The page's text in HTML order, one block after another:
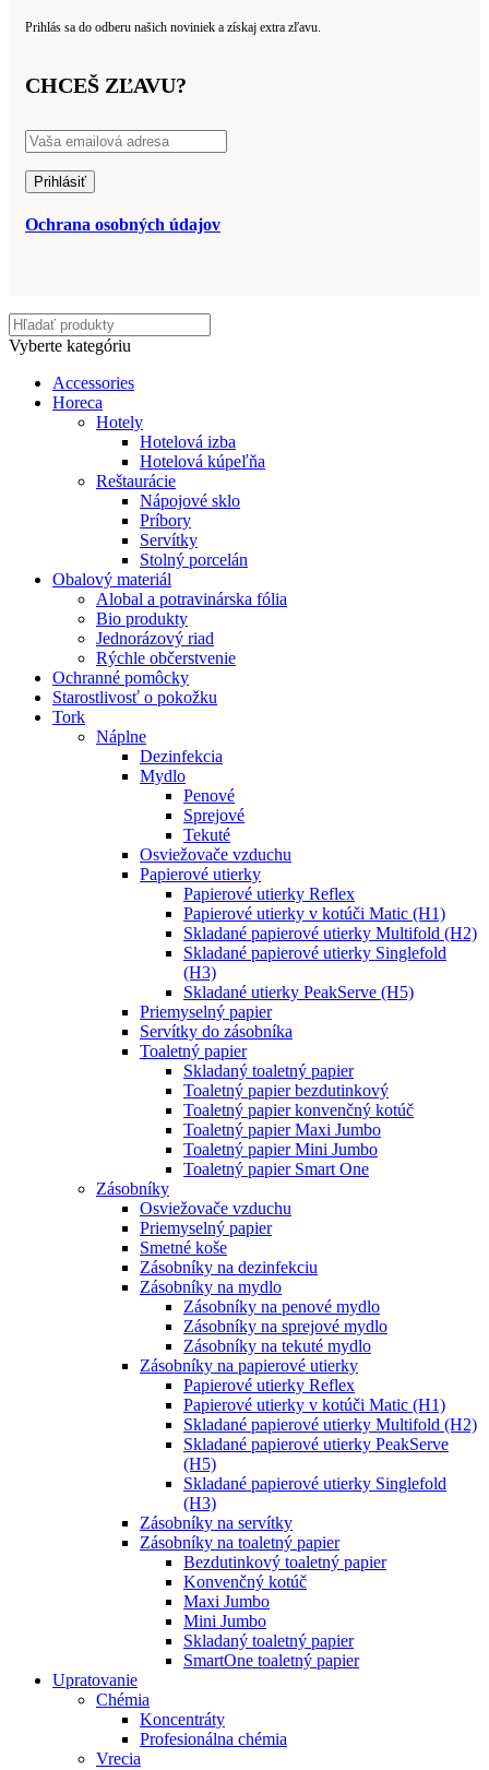
Prihlás sa do odberu našich noviniek a získaj extra zľavu.
CHCEŠ ZĽAVU?
Ochrana osobných údajov
Vyberte kategóriu
Accessories
Horeca
Hotely
Hotelová izba
Hotelová kúpeľňa
Reštaurácie
Nápojové sklo
Príbory
Servítky
Stolný porcelán
Obalový materiál
Alobal a potravinárska fólia
Bio produkty
Jednorázový riad
Rýchle občerstvenie
Ochranné pomôcky
Starostlivosť o pokožku
Tork
Náplne
Dezinfekcia
Mydlo
Penové
Sprejové
Tekuté
Osviežovače vzduchu
Papierové utierky
Papierové utierky Reflex
Papierové utierky v kotúči Matic (H1)
Skladané papierové utierky Multifold (H2)
Skladané papierové utierky Singlefold
(H3)
Skladané utierky PeakServe (H5)
Priemyselný papier
Servítky do zásobníka
Toaletný papier
Skladaný toaletný papier
Toaletný papier bezdutinkový
Toaletný papier konvenčný kotúč
Toaletný papier Maxi Jumbo
Toaletný papier Mini Jumbo
Toaletný papier Smart One
Zásobníky
Osviežovače vzduchu
Priemyselný papier
Smetné koše
Zásobníky na dezinfekciu
Zásobníky na mydlo
Zásobníky na penové mydlo
Zásobníky na sprejové mydlo
Zásobníky na tekuté mydlo
Zásobníky na papierové utierky
Papierové utierky Reflex
Papierové utierky v kotúči Matic (H1)
Skladané papierové utierky Multifold (H2)
Skladané papierové utierky PeakServe
(H5)
Skladané papierové utierky Singlefold
(H3)
Zásobníky na servítky
Zásobníky na toaletný papier
Bezdutinkový toaletný papier
Konvenčný kotúč
Maxi Jumbo
Mini Jumbo
Skladaný toaletný papier
SmartOne toaletný papier
Upratovanie
Chémia
Koncentráty
Profesionálna chémia
Vrecia